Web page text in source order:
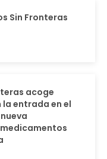
Sin Fronteras
acoge
entrada en el